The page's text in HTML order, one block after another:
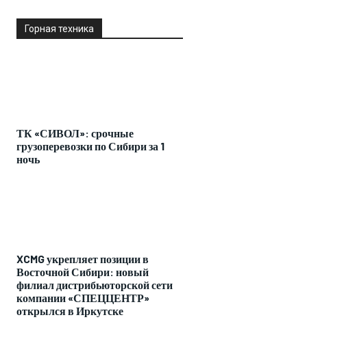
Горная техника
ТК «СИВОЛ»: срочные
грузоперевозки по Сибири за 1
ночь
XCMG укрепляет позиции в
Восточной Сибири: новый
филиал дистрибьюторской сети
компании «СПЕЦЦЕНТР»
открылся в Иркутске